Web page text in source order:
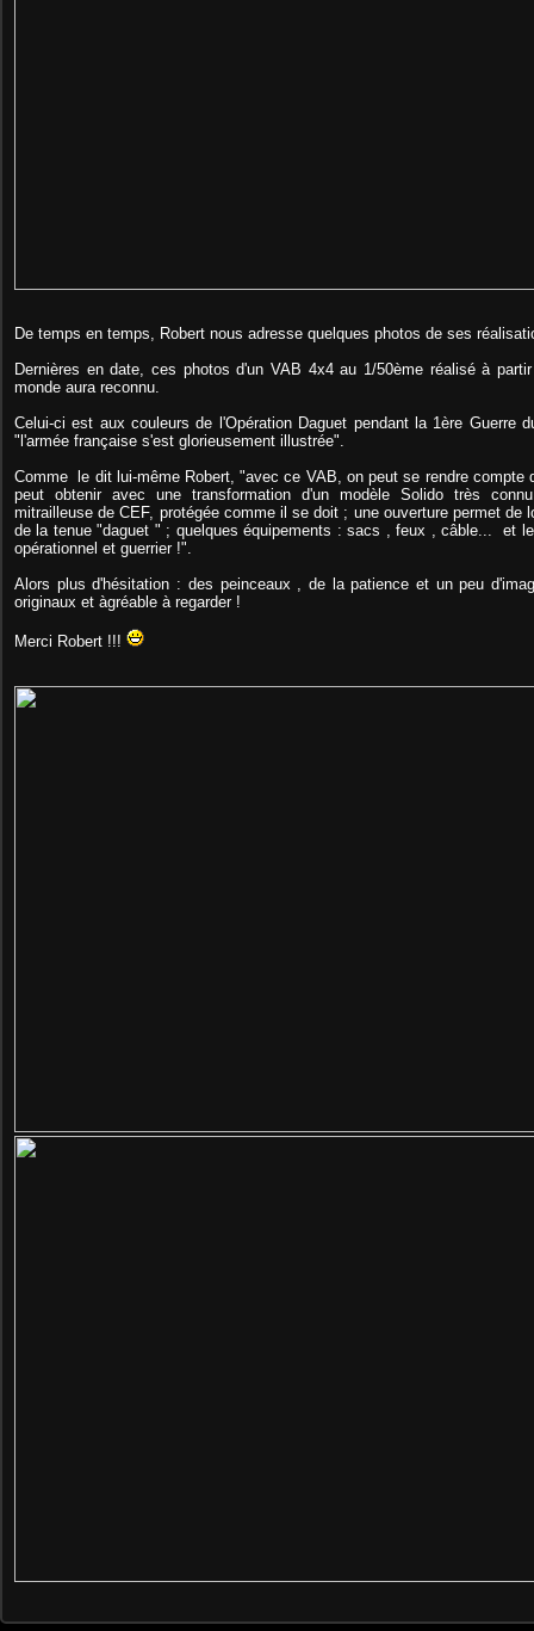
De temps en temps, Robert nous adresse quelques photos de ses
Dernières en date, ces photos d'un VAB 4x4 au 1/50ème réalisé à
monde aura reconnu.
Celui-ci est aux couleurs de l'Opération Daguet pendant la 1ère Guerre
"l'armée française s'est glorieusement illustrée".
Comme le dit lui-même Robert, "avec ce VAB, on peut se rendre compte
peut obtenir avec une transformation d'un modèle Solido très
mitrailleuse de CEF, protégée comme il se doit ; une ouverture permet de
de la tenue "daguet " ; quelques équipements : sacs , feux , câble... et
opérationnel et guerrier !".
Alors plus d'hésitation : des peinceaux , de la patience et un peu
originaux et àgréable à regarder !
Merci Robert !!!